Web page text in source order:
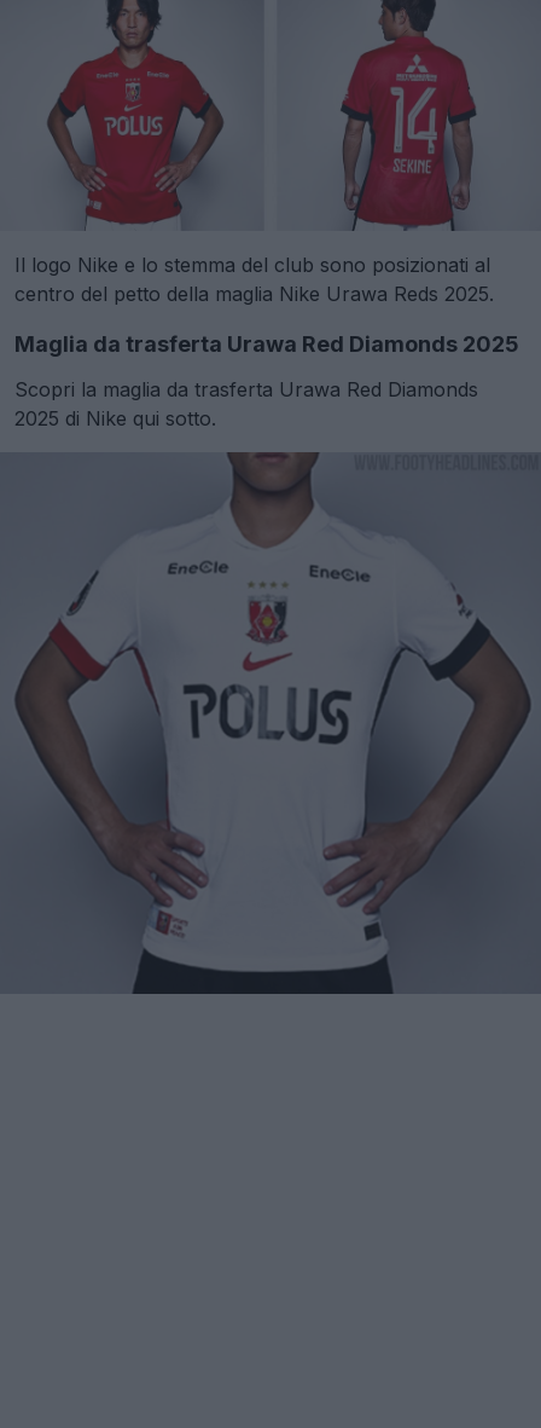
Il logo Nike e lo stemma del club sono posizionati al
centro del petto della maglia Nike Urawa Reds 2025.
Maglia da trasferta Urawa Red Diamonds 2025
Scopri la maglia da trasferta Urawa Red Diamonds
2025 di Nike qui sotto.